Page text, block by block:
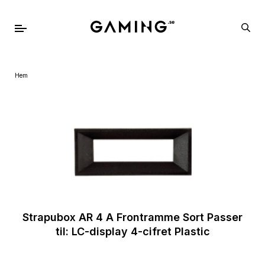
Hem
Strapubox AR 4 A Frontramme Sort Passer
til: LC-display 4-cifret Plastic